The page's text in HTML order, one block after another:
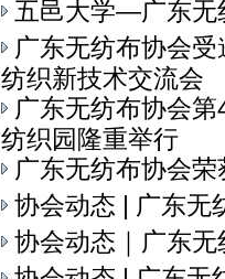
五邑大学—广东无
广东无纺布协会
纺织新技术交流会
广东无纺布协会
纺织园隆重举行
广东无纺布协会
协会动态 | 广东无
协会动态｜广东